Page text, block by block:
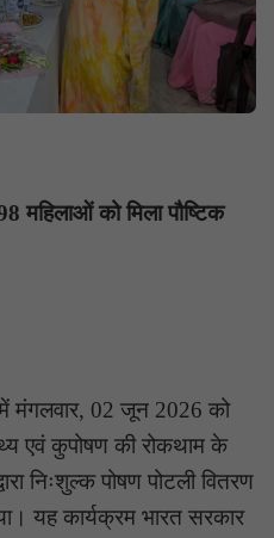
को मिला पौष्टिक
मंगलवार, 02 जून 2026 को
एवं कुपोषण की रोकथाम के
निःशुल्क पोषण पोटली वितरण
यह कार्यक्रम भारत सरकार